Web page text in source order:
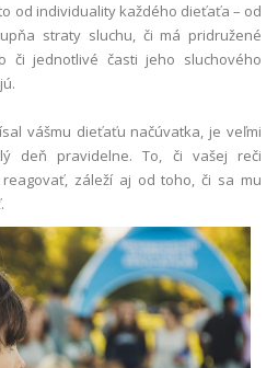
od individuality každého dieťaťa – od
straty sluchu, či má pridružené
či jednotlivé časti jeho sluchového
vášmu dieťaťu načúvatka, je veľmi
deň pravidelne. To, či vašej reči
záleží aj od toho, či sa mu